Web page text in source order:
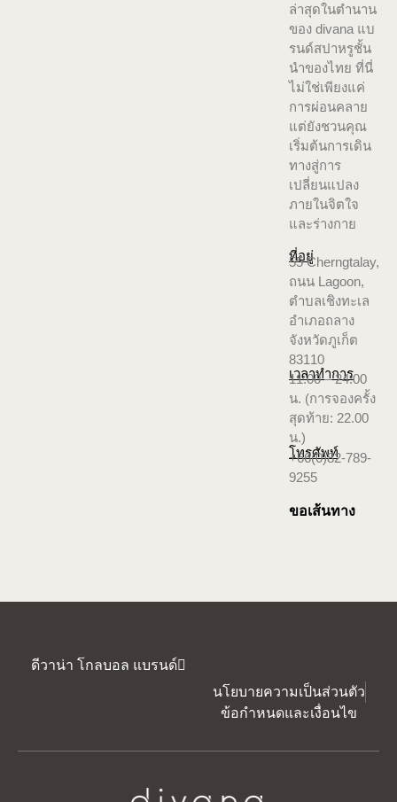
ล่าสุดในตำนาน
ของ divana แบ
รนด์สปาหรูชั้น
นำของไทย ที่นี่
ไม่ใช่เพียงแค่
การผ่อนคลาย
แต่ยังชวนคุณ
เริ่มต้นการเดิน
ทางสู่การ
เปลี่ยนแปลง
ภายในจิตใจ
และร่างกาย
ที่อยู่
55 Cherngtalay,
ถนน Lagoon,
ตำบลเชิงทะเล
อำเภอถลาง
จังหวัดภูเก็ต
83110
เวลาทำการ
11.00 – 24.00
น. (การจองครั้ง
สุดท้าย: 22.00
น.)
โทรศัพท์
+66(0)82-789-
9255
ขอเส้นทาง
ดีวาน่า โกลบอล แบรนด์
นโยบายความเป็นส่วนตัว
ข้อกำหนดและเงื่อนไข